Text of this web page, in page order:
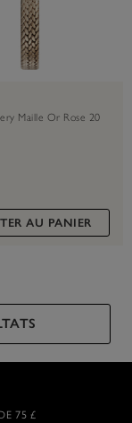
Maille Or Rose 20
AU PANIER
75 £